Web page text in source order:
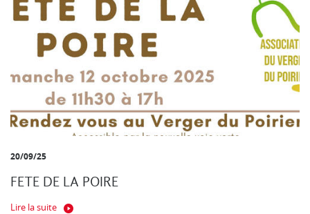
20/09/25
FETE DE LA POIRE
Lire la suite